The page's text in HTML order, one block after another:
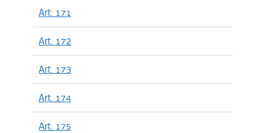
Art. 171
Art. 172
Art. 173
Art. 174
Art. 175